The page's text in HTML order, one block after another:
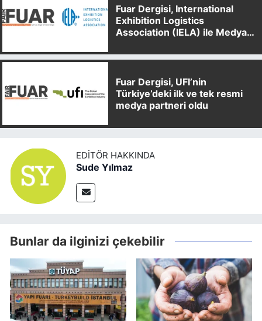
Fuar Dergisi, International
Exhibition Logistics
Association (IELA) ile Medya
Fuar Dergisi, UFI’nin
Türkiye’deki ilk ve tek resmi
medya partneri oldu
EDITÖR HAKKINDA
Sude Yılmaz
Bunlar da ilginizi çekebilir